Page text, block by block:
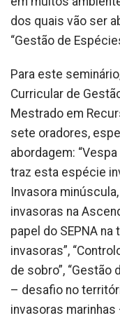
dos quais vão ser
“Gestão de
Para este
Curricular de
Mestrado em
sete oradores,
abordagem:
traz esta espécie
Invasora
invasoras na
papel do SEPNA
invasoras”,
de sobro”,
– desafio no
invasoras